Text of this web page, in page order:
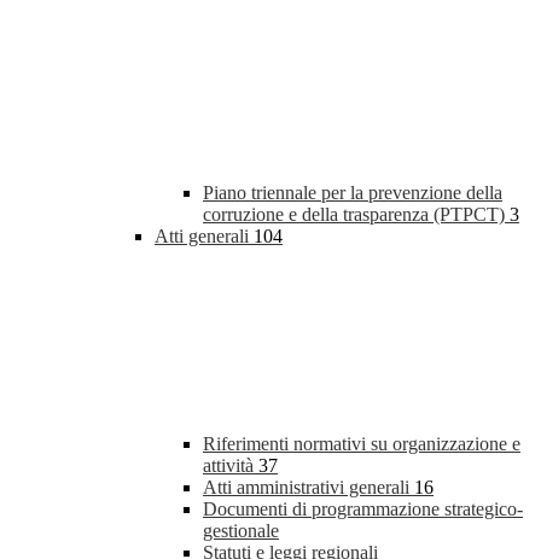
Piano triennale per la prevenzione della
corruzione e della trasparenza (PTPCT) 3
Atti generali 104
Riferimenti normativi su organizzazione e
attività 37
Atti amministrativi generali 16
Documenti di programmazione strategico-
gestionale
Statuti e leggi regionali